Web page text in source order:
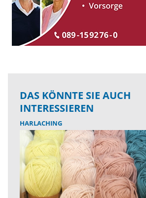
DAS KÖNNTE SIE AUCH
INTERESSIEREN
HARLACHING